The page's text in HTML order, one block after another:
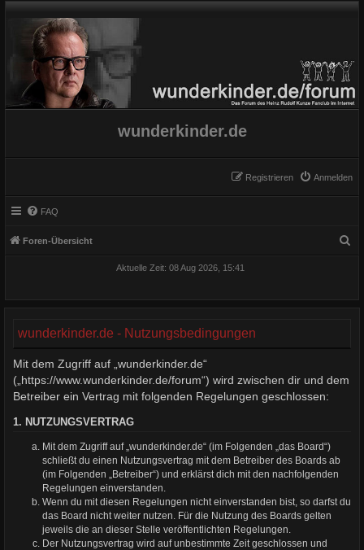
wunderkinder.de
Anmelden
Registrieren
FAQ
Foren-Übersicht
Aktuelle Zeit: 08 Aug 2026, 15:41
wunderkinder.de - Nutzungsbedingungen
Mit dem Zugriff auf „wunderkinder.de“
(„https://www.wunderkinder.de/forum“) wird zwischen dir und dem
Betreiber ein Vertrag mit folgenden Regelungen geschlossen:
1. NUTZUNGSVERTRAG
Mit dem Zugriff auf „wunderkinder.de“ (im Folgenden „das Board“)
schließt du einen Nutzungsvertrag mit dem Betreiber des Boards ab
(im Folgenden „Betreiber“) und erklärst dich mit den nachfolgenden
Regelungen einverstanden.
Wenn du mit diesen Regelungen nicht einverstanden bist, so darfst du
das Board nicht weiter nutzen. Für die Nutzung des Boards gelten
jeweils die an dieser Stelle veröffentlichten Regelungen.
Der Nutzungsvertrag wird auf unbestimmte Zeit geschlossen und